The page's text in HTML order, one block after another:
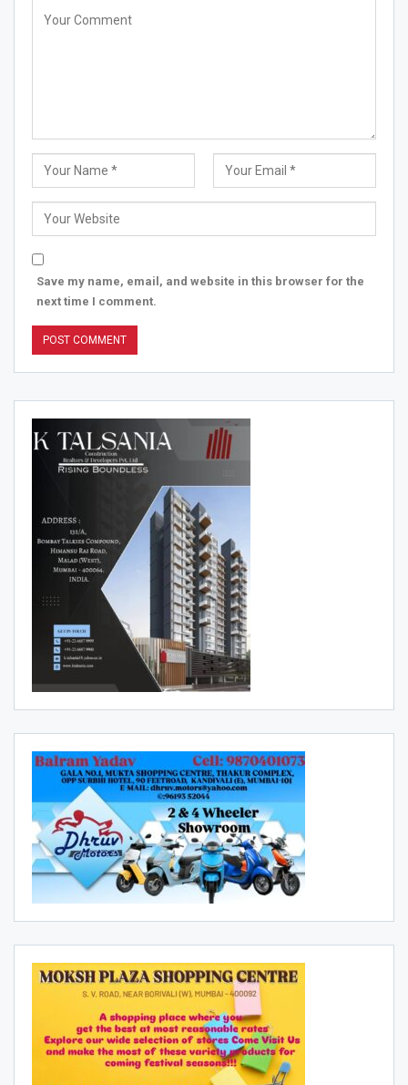
Save my name, email, and website in this browser for the
next time I comment.